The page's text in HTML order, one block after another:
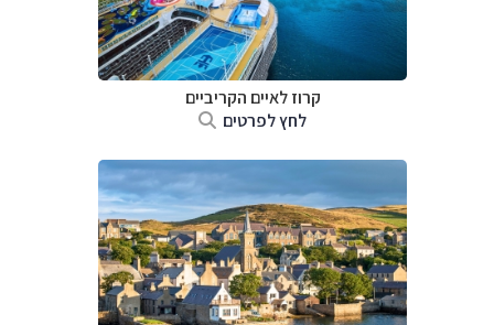
קרוז לאיים הקריביים
לחץ לפרטים